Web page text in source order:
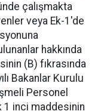
çalışmakta
veya Ek-1'de
hakkında
(B) fıkrasında
Bakanlar Kurulu
Personel
1 inci maddesinin